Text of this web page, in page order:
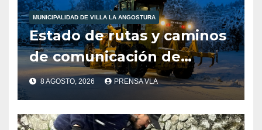
MUNICIPALIDAD DE VILLA LA ANGOSTURA
Estado de rutas y caminos
de comunicación de
nuestra localidad
8 AGOSTO, 2026 PRENSA VLA